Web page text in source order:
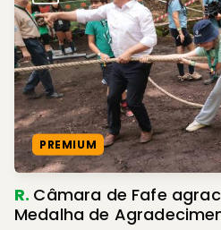
PREMIUM
R. Câmara de Fafe
Medalha de